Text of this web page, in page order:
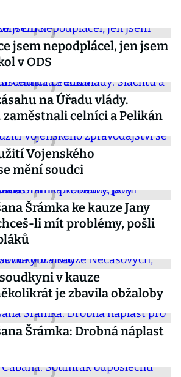
jsem nepodplácel, jen jsem
v ODS
na Úřadu vlády.
zaměstnali celníci a Pelikán
Vojenského
mění soudci
Šrámka ke kauze Jany
li mít problémy, pošli
v kauze
je zbavila obžaloby
Šrámka: Drobná náplast